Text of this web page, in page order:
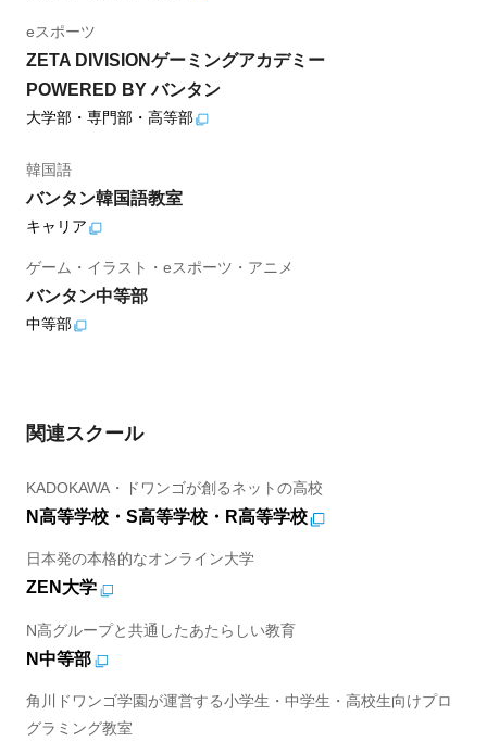
eスポーツ
ZETA DIVISIONゲーミングアカデミー
POWERED BY バンタン
大学部・専門部・高等部
韓国語
バンタン韓国語教室
キャリア
ゲーム・イラスト・eスポーツ・アニメ
バンタン中等部
中等部
関連スクール
KADOKAWA・ドワンゴが創るネットの高校
N高等学校・S高等学校・R高等学校
日本発の本格的なオンライン大学
ZEN大学
N高グループと共通したあたらしい教育
N中等部
角川ドワンゴ学園が運営する小学生・中学生・高校生向けプロ
グラミング教室